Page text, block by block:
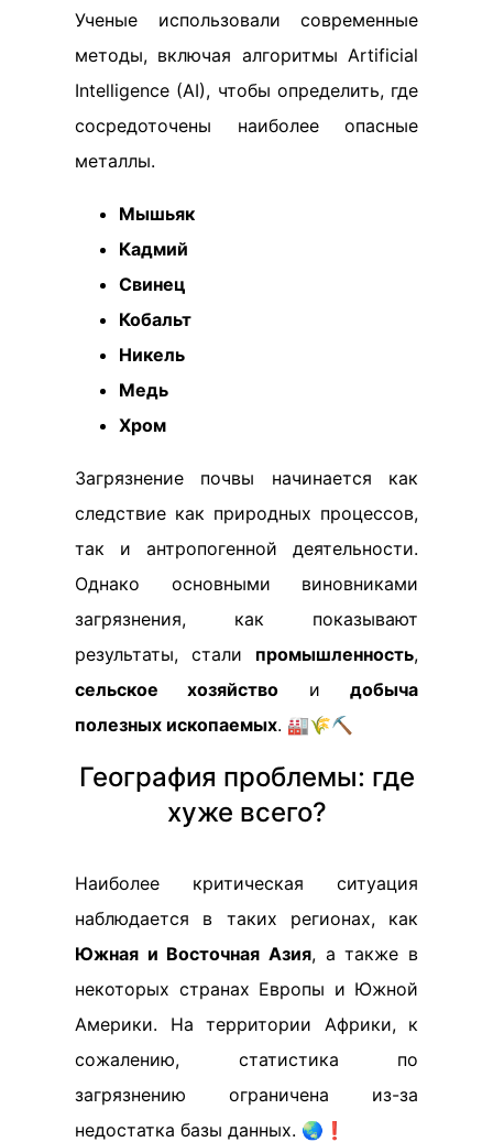
Ученые использовали современные
методы, включая алгоритмы Artificial
Intelligence (AI), чтобы определить, где
сосредоточены наиболее опасные
металлы.
Мышьяк
Кадмий
Свинец
Кобальт
Никель
Медь
Хром
Загрязнение почвы начинается как
следствие как природных процессов,
так и антропогенной деятельности.
Однако основными виновниками
загрязнения, как показывают
результаты, стали промышленность,
сельское хозяйство идобыча
полезных ископаемых. 🏭🌾⛏️
География проблемы: где
хуже всего?
Наиболее критическая ситуация
наблюдается в таких регионах, как
Южная и Восточная Азия, а также в
некоторых странах Европы и Южной
Америки. На территории Африки, к
сожалению, статистика по
загрязнению ограничена из-за
недостатка базы данных. 🌏❗